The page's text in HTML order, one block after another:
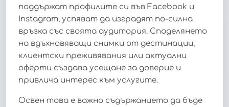
поддържат профилите си във Facebook и
Instagram, успяват да изградят по-силна
връзка със своята аудитория. Споделянето
на вдъхновяващи снимки от дестинации,
клиентски преживявания или актуални
оферти създава усещане за доверие и
привлича интерес към услугите.
Освен това е важно съдържанието да бъде